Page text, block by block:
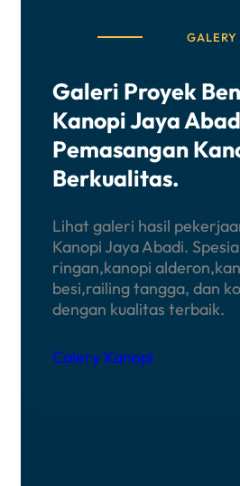
Galeri Proyek
Kanopi Jaya
Pemasangan
Berkualitas.
Lihat galeri hasil
Kanopi Jaya Abadi.
ringan,kanopi
besi,railing tangga, dan
dengan kualitas terbaik.
Calery Kanopi